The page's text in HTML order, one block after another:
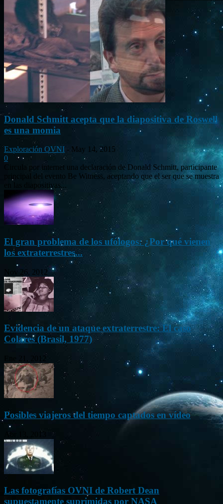
Donald Schmitt acepta que la diapositiva de Roswell
es una momia
Exploración OVNI - May 14, 2015
0
Circula por internet una declaración de Donald Schmitt, participante
principal del evento Be Witness, aceptando que el ser que se muestra
en las diapositivas...
El gran problema de los ufólogos: ¿Por qué vienen
los extraterrestres...
Nov 26, 2012
Evidencia de un ataque extraterrestre: El caso
Colares (Brasil, 1977)
Posibles viajeros del tiempo captados en vídeo
Abr 13, 2013
Las fotografías OVNI de Robert Dean
supuestamente suprimidas por NASA